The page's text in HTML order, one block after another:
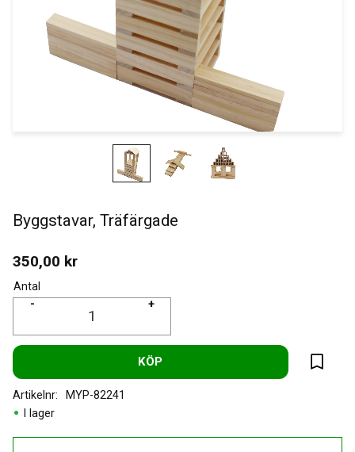
Byggstavar, Träfärgade
350,00 kr
Antal
+
-
KÖP
Lägg
I lager
Artikelnr MYP-82241